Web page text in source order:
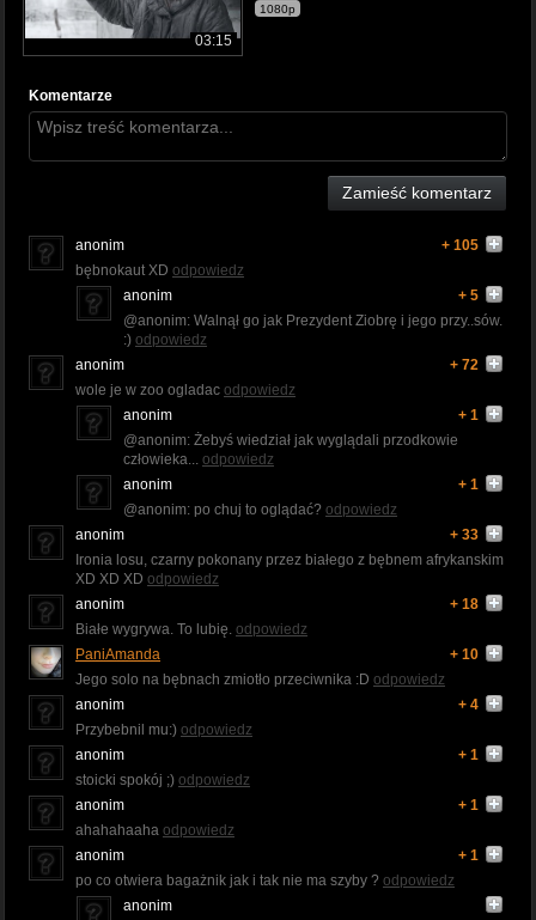
03:15
1080p
Komentarze
Zamieść komentarz
anonim
+ 105
bębnokaut XD odpowiedz
anonim
+ 5
@anonim: Walnął go jak Prezydent Ziobrę i jego przy..sów.
:) odpowiedz
anonim
+ 72
wole je w zoo ogladac odpowiedz
anonim
+ 1
@anonim: Żebyś wiedział jak wyglądali przodkowie
człowieka... odpowiedz
anonim
+ 1
@anonim: po chuj to oglądać? odpowiedz
anonim
+ 33
Ironia losu, czarny pokonany przez białego z bębnem afrykanskim
XD XD XD odpowiedz
anonim
+ 18
Białe wygrywa. To lubię. odpowiedz
PaniAmanda
+ 10
Jego solo na bębnach zmiotło przeciwnika :D odpowiedz
anonim
+ 4
Przybebnil mu:) odpowiedz
anonim
+ 1
stoicki spokój ;) odpowiedz
anonim
+ 1
ahahahaaha odpowiedz
anonim
+ 1
po co otwiera bagażnik jak i tak nie ma szyby ? odpowiedz
anonim